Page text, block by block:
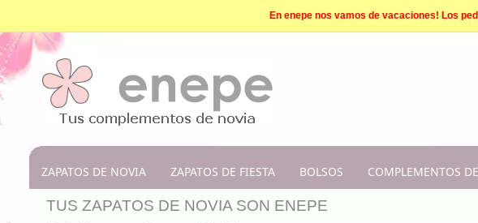
En enepe nos vamos de vacaciones! Los
ZAPATOS DE NOVIA ZAPATOS DE FIESTA BOLSOS COMPLEMENTOS
TUS ZAPATOS DE NOVIA SON ENEPE